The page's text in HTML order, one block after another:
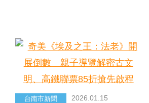
台南市新聞 2026.01.15